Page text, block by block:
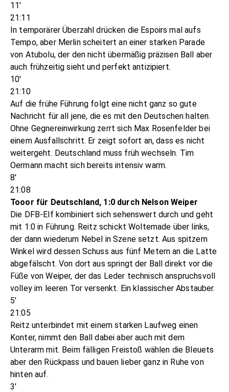
11'
21:11
In temporärer Überzahl drücken die Espoirs mal aufs
Tempo, aber Merlin scheitert an einer starken Parade
von Atubolu, der den nicht übermäßig präzisen Ball aber
auch frühzeitig sieht und perfekt antizipiert.
10'
21:10
Auf die frühe Führung folgt eine nicht ganz so gute
Nachricht für all jene, die es mit den Deutschen halten.
Ohne Gegnereinwirkung zerrt sich Max Rosenfelder bei
einem Ausfallschritt. Er zeigt sofort an, dass es nicht
weitergeht. Deutschland muss früh wechseln. Tim
Oermann macht sich bereits intensiv warm.
8'
21:08
Tooor für Deutschland, 1:0 durch Nelson Weiper
Die DFB-Elf kombiniert sich sehenswert durch und geht
mit 1:0 in Führung. Reitz schickt Woltemade über links,
der dann wiederum Nebel in Szene setzt. Aus spitzem
Winkel wird dessen Schuss aus fünf Metern an die Latte
abgefälscht. Von dort aus springt der Ball direkt vor die
Füße von Weiper, der das Leder technisch anspruchsvoll
volley im leeren Tor versenkt. Ein klassischer Abstauber.
5'
21:05
Reitz unterbindet mit einem starken Laufweg einen
Konter, nimmt den Ball dabei aber auch mit dem
Unterarm mit. Beim fälligen Freistoß wählen die Bleuets
aber den Rückpass und bauen lieber ganz in Ruhe von
hinten auf.
3'